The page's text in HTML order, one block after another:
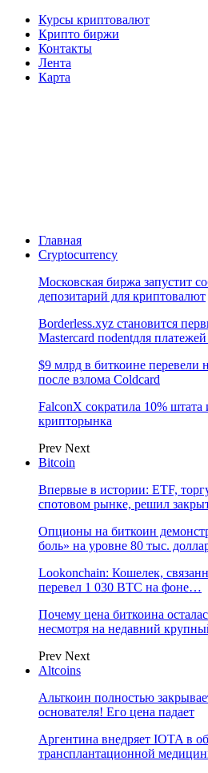
Курсы криптовалют
Крипто биржи
Контакты
Лента
Карта
Главная
Cryptocurrency
Московская биржа запустит
депозитарий для криптовалют
Borderless.xyz становится
Mastercard поdentдля
$9 млрд в биткоине перевели
после взлома Coldcard
FalconX сократила 10% штата
крипторынка
Prev Next
Bitcoin
Впервые в истории: ETF,
спотовом рынке, решил
Опционы на биткоин
боль» на уровне 80 тыс.
Lookonchain: Кошелек,
перевел 1 030 BTC на фоне…
Почему цена биткоина
несмотря на недавний
Prev Next
Altcoins
Альткоин полностью
основателя! Его цена падает
Аргентина внедряет IOTA в
трансплантационной